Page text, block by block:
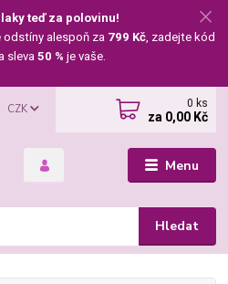
teď za polovinu!
alespoň za 799 Kč, zadejte kód
sleva 50 % je vaše.
Menu
CZK
Hledat
0 ks
za 0,00 Kč